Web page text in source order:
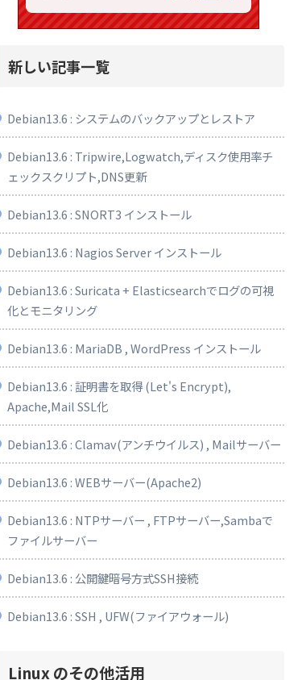
新しい記事一覧
Debian13.6 : システムのバックアップとレストア
Debian13.6 : Tripwire,Logwatch,ディスク使用率チ
ェックスクリプト,DNS更新
Debian13.6 : SNORT3 インストール
Debian13.6 : Nagios Server インストール
Debian13.6 : Suricata + Elasticsearchでログの可視
化とモニタリング
Debian13.6 : MariaDB , WordPress インストール
Debian13.6 : 証明書を取得 (Let's Encrypt),
Apache,Mail SSL化
Debian13.6 : Clamav(アンチウイルス) , Mailサーバー
Debian13.6 : WEBサーバー(Apache2)
Debian13.6 : NTPサーバー , FTPサーバー,Sambaで
ファイルサーバー
Debian13.6 : 公開鍵暗号方式SSH接続
Debian13.6 : SSH , UFW(ファイアウォール)
Linux のその他活用